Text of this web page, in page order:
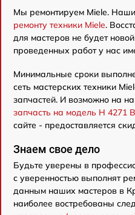
Мы ремонтируем Miele.
ремонту техники Miele.
для мастеров не будет
проведенных работ у нас
Минимальные сроки
сеть мастерских техники
запчастей. И возможно на
запчасть на модель H 4271
сайте - предоставляется
Знаем свое дело
Будьте уверены в
с уверенностью выполнят
данным наших мастеров в
наиболее востребованы